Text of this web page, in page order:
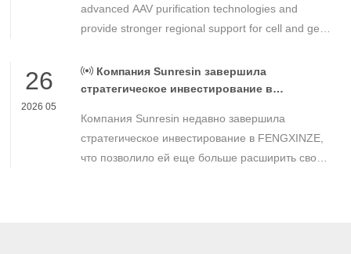
advanced AAV purification technologies and
provide stronger regional support for cell and gene
Americas.
26
2026 05
Компания Sunresin завершила
стратегическое инвестирование в
бизнеса в области промышленной
хроматографии.
Компания Sunresin недавно завершила
стратегическое инвестирование в FENGXINZE,
что позволило ей еще больше расширить свое